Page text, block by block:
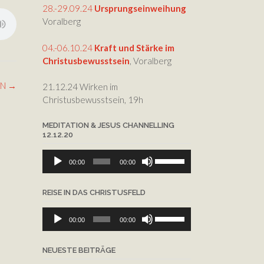
→
Lautstärke
28.-29.09.24 Ursprungseinweihung
Voralberg
04.-06.10.24 Kraft und Stärke im
Christusbewusstsein , Voralberg
21.12.24 Wirken im
Christusbewusstsein, 19h
MEDITATION & JESUS CHANNELLING
12.12.20
Audio-
Player
00:00 00:00
die
Lautstärke
zu
REISE IN DAS CHRISTUSFELD
Audio-
Player
00:00 00:00
NEUESTE BEITRÄGE